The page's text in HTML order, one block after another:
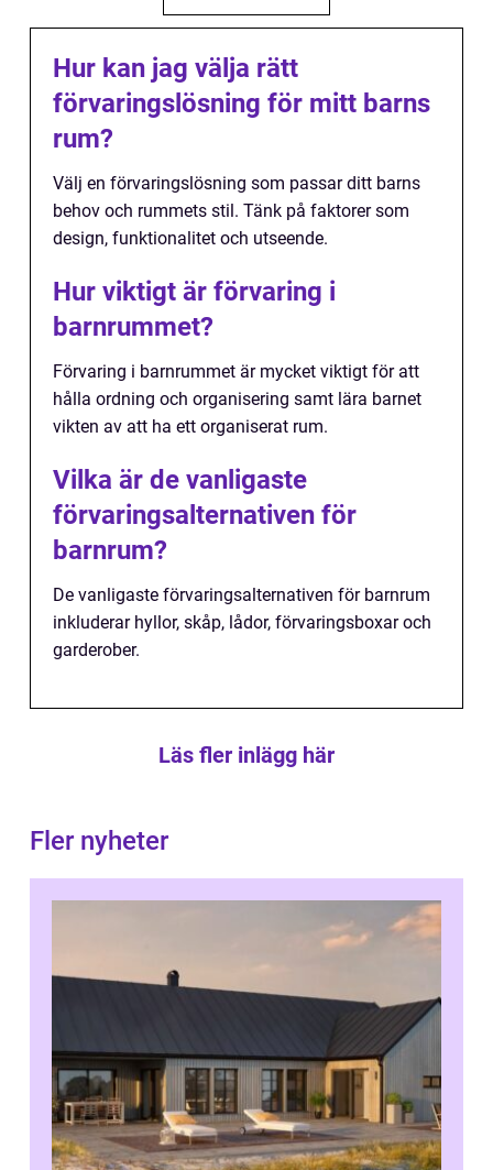
Hur kan jag välja rätt
förvaringslösning för mitt barns
rum?
Välj en förvaringslösning som passar ditt barns
behov och rummets stil. Tänk på faktorer som
design, funktionalitet och utseende.
Hur viktigt är förvaring i
barnrummet?
Förvaring i barnrummet är mycket viktigt för att
hålla ordning och organisering samt lära barnet
vikten av att ha ett organiserat rum.
Vilka är de vanligaste
förvaringsalternativen för
barnrum?
De vanligaste förvaringsalternativen för barnrum
inkluderar hyllor, skåp, lådor, förvaringsboxar och
garderober.
Läs fler inlägg här
Fler nyheter